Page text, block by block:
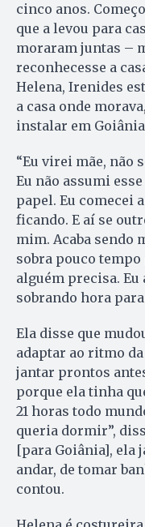
cinco anos.
que a levou para
moraram juntas –
reconhecesse a
Helena, Irenides
a casa onde
instalar em
“Eu virei mãe, não
Eu não assumi
papel. Eu comecei
ficando. E aí se
mim. Acaba sendo
sobra pouco tempo
alguém precisa. Eu
sobrando hora
Ela disse que
adaptar ao ritmo da
jantar prontos
porque ela tinha
21 horas todo
queria dormir”,
[para Goiânia], ela
andar, de tomar
contou.